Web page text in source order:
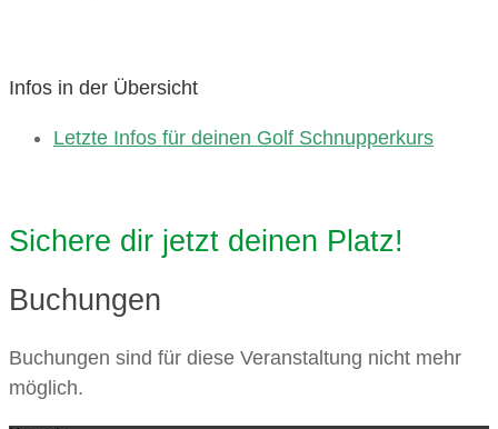
Infos in der Übersicht
Letzte Infos für deinen Golf Schnupperkurs
Sichere dir jetzt deinen Platz!
Buchungen
Buchungen sind für diese Veranstaltung nicht mehr
möglich.